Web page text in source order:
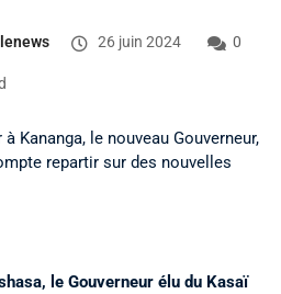
26 juin 2024 0
le Gouverneur élu du Kasaï